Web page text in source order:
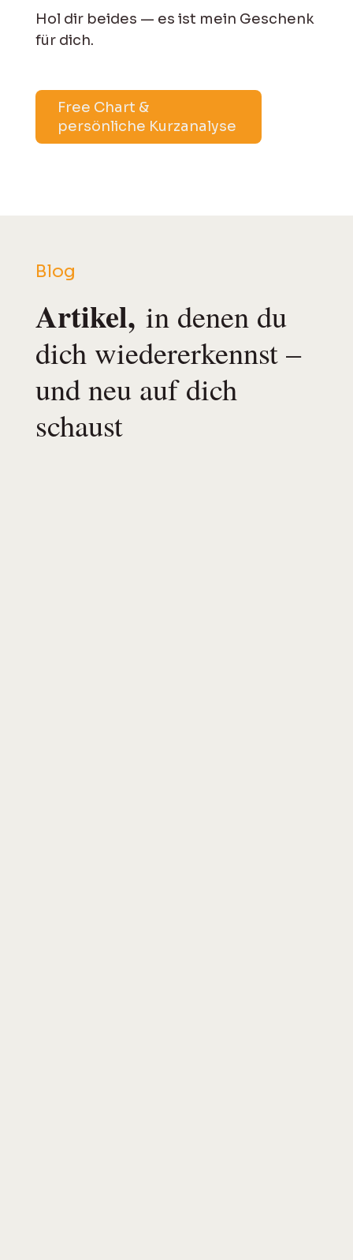
Hol dir beides — es ist mein Geschenk
für dich.
Free Chart &
persönliche Kurzanalyse
Blog
Artikel, in denen du
dich wiedererkennst –
und neu auf dich
schaust